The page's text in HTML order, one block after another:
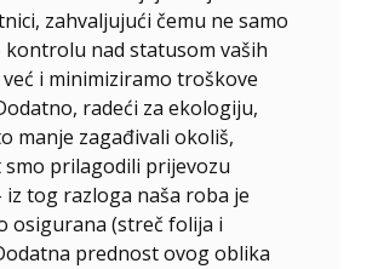
zahvaljujući čemu ne samo
kontrolu nad statusom vaših
i minimiziramo troškove
radeći za ekologiju,
manje zagađivali okoliš,
prilagodili prijevozu
iz tog razloga naša roba je
osigurana (streč folija i
prednost ovog oblika